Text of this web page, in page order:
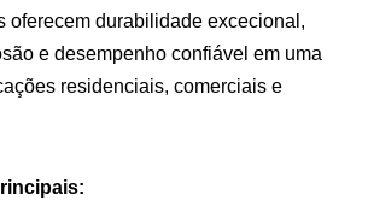
oferecem durabilidade excecional,
e desempenho confiável em uma
residenciais, comerciais e